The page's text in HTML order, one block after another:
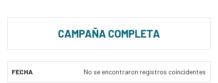
CAMPAÑA COMPLETA
FECHA No se encontraron registros coincidentes